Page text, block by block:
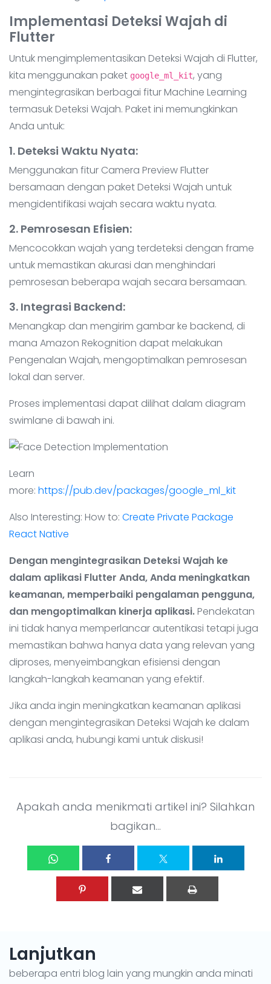
Implementasi Deteksi Wajah di
Flutter
Untuk mengimplementasikan Deteksi Wajah di Flutter,
kita menggunakan paket google_ml_kit, yang
mengintegrasikan berbagai fitur Machine Learning
termasuk Deteksi Wajah. Paket ini memungkinkan
Anda untuk:
1. Deteksi Waktu Nyata:
Menggunakan fitur Camera Preview Flutter
bersamaan dengan paket Deteksi Wajah untuk
mengidentifikasi wajah secara waktu nyata.
2. Pemrosesan Efisien:
Mencocokkan wajah yang terdeteksi dengan frame
untuk memastikan akurasi dan menghindari
pemrosesan beberapa wajah secara bersamaan.
3. Integrasi Backend:
Menangkap dan mengirim gambar ke backend, di
mana Amazon Rekognition dapat melakukan
Pengenalan Wajah, mengoptimalkan pemrosesan
lokal dan server.
Proses implementasi dapat dilihat dalam diagram
swimlane di bawah ini.
Learn
more: https://pub.dev/packages/google_ml_kit
Also Interesting: How to: Create Private Package
React Native
Dengan mengintegrasikan Deteksi Wajah ke
dalam aplikasi Flutter Anda, Anda meningkatkan
keamanan, memperbaiki pengalaman pengguna,
dan mengoptimalkan kinerja aplikasi.Pendekatan
ini tidak hanya memperlancar autentikasi tetapi juga
memastikan bahwa hanya data yang relevan yang
diproses, menyeimbangkan efisiensi dengan
langkah-langkah keamanan yang efektif.
Jika anda ingin meningkatkan keamanan aplikasi
dengan mengintegrasikan Deteksi Wajah ke dalam
aplikasi anda, hubungi kami untuk diskusi!
Apakah anda menikmati artikel ini? Silahkan
bagikan...
Lanjutkan
beberapa entri blog lain yang mungkin anda minati